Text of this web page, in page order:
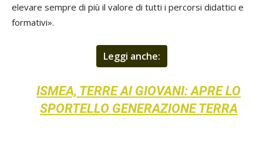
elevare sempre di più il valore di tutti i percorsi didattici e
formativi».
Leggi anche:
ISMEA, TERRE AI GIOVANI: APRE LO
SPORTELLO GENERAZIONE TERRA